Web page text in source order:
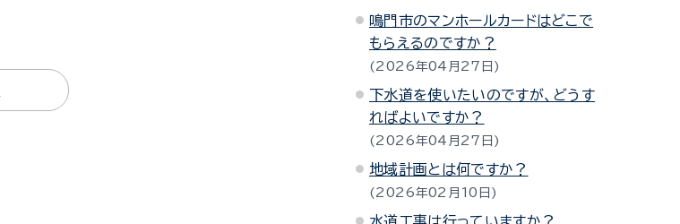
鳴門市のマンホールカードはどこで
もらえるのですか？
2026年04月27日
下水道を使いたいのですが、どうす
ればよいですか？
2026年04月27日
地域計画とは何ですか？
2026年02月10日